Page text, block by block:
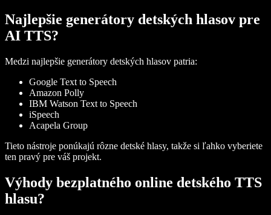
Najlepšie generátory detských hlasov pre
AI TTS?
Medzi najlepšie generátory detských hlasov patria:
Google Text to Speech
Amazon Polly
IBM Watson Text to Speech
iSpeech
Acapela Group
Tieto nástroje ponúkajú rôzne detské hlasy, takže si ľahko vyberiete
ten pravý pre váš projekt.
Výhody bezplatného online detského TTS
hlasu?